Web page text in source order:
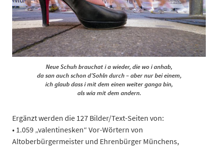
Neue Schuh brauchat i a wieder, die wo i anhab,
da san auch schon d’Sohln durch – aber nur bei einem,
ich glaub dass i mit dem einen weiter ganga bin,
als wia mit dem andern.
Ergänzt werden die 127 Bilder/Text-Seiten von:
• 1.059 „valentinesken“ Vor-Wörtern von
Altoberbürgermeister und Ehrenbürger Münchens,